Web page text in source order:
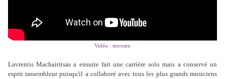
Vidéo : moxsen
Lavrentis Machairitsas a ensuite fait une carrière solo mais a conservé un
esprit rassembleur puisqu'il a collaboré avec tous les plus grands musiciens